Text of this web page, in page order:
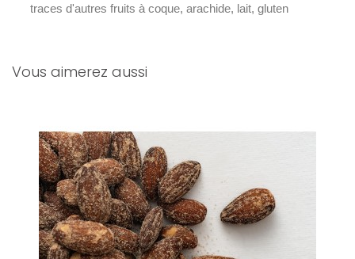
traces d'autres fruits à coque, arachide, lait, gluten
Vous aimerez aussi